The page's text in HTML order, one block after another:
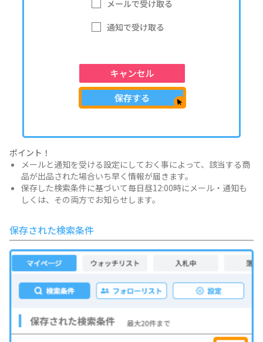
ポイント！
メールと通知を受ける設定にしておく事によって、該当する商
品が出品された場合いち早く情報が届きます。
保存した検索条件に基づいて毎日昼12:00時にメール・通知も
しくは、その両方でお知らせします。
保存された検索条件